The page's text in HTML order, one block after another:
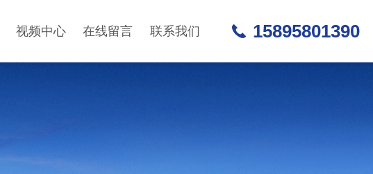
视频中心 在线留言 联系我们 15895801390